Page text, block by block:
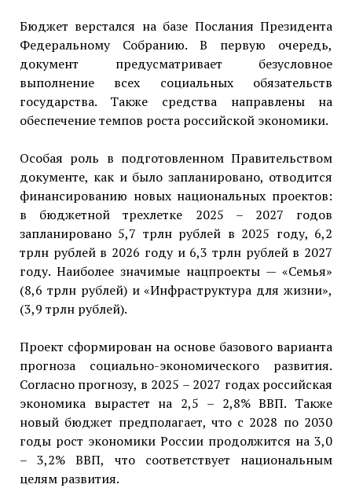
Бюджет верстался на базе Послания Президента
Федеральному Собранию. В первую очередь,
документ предусматривает безусловное
выполнение всех социальных обязательств
государства. Также средства направлены на
обеспечение темпов роста российской экономики.
Особая роль в подготовленном Правительством
документе, как и было запланировано, отводится
финансированию новых национальных проектов:
в бюджетной трехлетке 2025 – 2027 годов
запланировано 5,7 трлн рублей в 2025 году, 6,2
трлн рублей в 2026 году и 6,3 трлн рублей в 2027
году. Наиболее значимые нацпроекты — «Семья»
(8,6 трлн рублей) и «Инфраструктура для жизни»,
(3,9 трлн рублей).
Проект сформирован на основе базового варианта
прогноза социально-экономического развития.
Согласно прогнозу, в 2025 – 2027 годах российская
экономика вырастет на 2,5 – 2,8% ВВП. Также
новый бюджет предполагает, что с 2028 по 2030
годы рост экономики России продолжится на 3,0
– 3,2% ВВП, что соответствует национальным
целям развития.